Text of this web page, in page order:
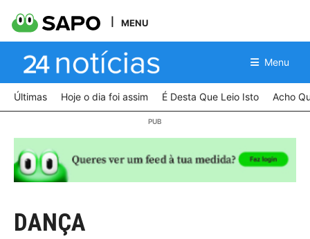
MENU
Menu
Últimas Hoje o dia foi assim É Desta Que Leio Isto Acho
DANÇA